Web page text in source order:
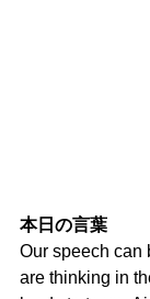
本日の言葉
Our speech can
are thinking in